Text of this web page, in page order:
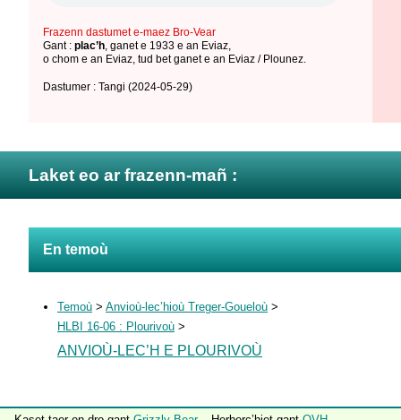
Frazenn dastumet e-maez Bro-Vear
Gant : plac’h ganet e 1933 e an Eviaz
o chom e an Eviaz tud bet ganet e an Eviaz / Plounez
Dastumer : Tangi (2024-05-29)
Laket eo ar frazenn-mañ :
En temoù
Temoù > Anvioù-lec’hioù Treger-Goueloù >
HLBI 16-06 : Plourivoù >
ANVIOÙ-LEC’H E PLOURIVOÙ